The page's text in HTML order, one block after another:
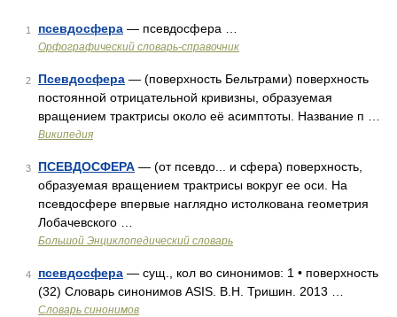
1 псевдосфера — псевдосфера …
Орфографический словарь-справочник
2 Псевдосфера — (поверхность Бельтрами) поверхность
постоянной отрицательной кривизны, образуемая
вращением трактрисы около её асимптоты. Название п …
Википедия
3 ПСЕВДОСФЕРА — (от псевдо... и сфера) поверхность,
образуемая вращением трактрисы вокруг ее оси. На
псевдосфере впервые наглядно истолкована геометрия
Лобачевского …
Большой Энциклопедический словарь
4 псевдосфера — сущ., кол во синонимов: 1 • поверхность
(32) Словарь синонимов ASIS. В.Н. Тришин. 2013 …
Словарь синонимов